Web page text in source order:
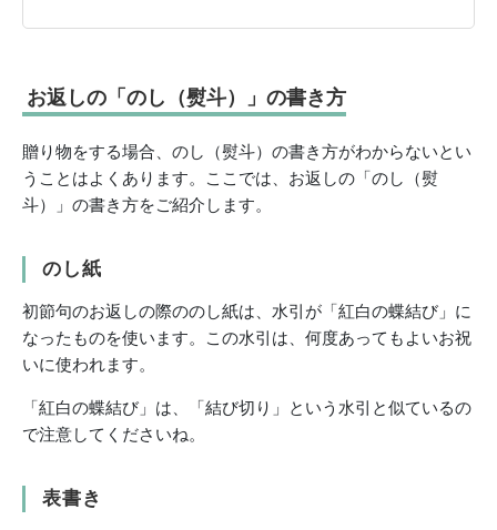
お返しの「のし（熨斗）」の書き方
贈り物をする場合、のし（熨斗）の書き方がわからないとい
うことはよくあります。ここでは、お返しの「のし（熨
斗）」の書き方をご紹介します。
のし紙
初節句のお返しの際ののし紙は、水引が「紅白の蝶結び」に
なったものを使います。この水引は、何度あってもよいお祝
いに使われます。
「紅白の蝶結び」は、「結び切り」という水引と似ているの
で注意してくださいね。
表書き